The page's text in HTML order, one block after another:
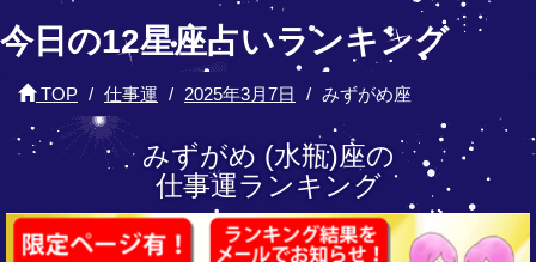
今日の12星座占いランキング
TOP 仕事運 2025年3月7日 みずがめ座
みずがめ (水瓶)座の
仕事運ランキング